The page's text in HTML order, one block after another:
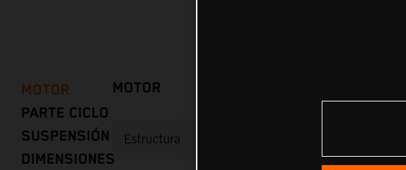
MOTOR
PARTE CICLO
SUSPENSIÓN
DIMENSIONES
MOTOR
Estructura